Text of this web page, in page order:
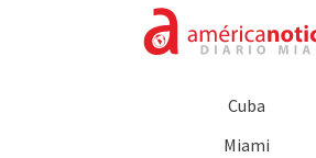
Cuba
Miami